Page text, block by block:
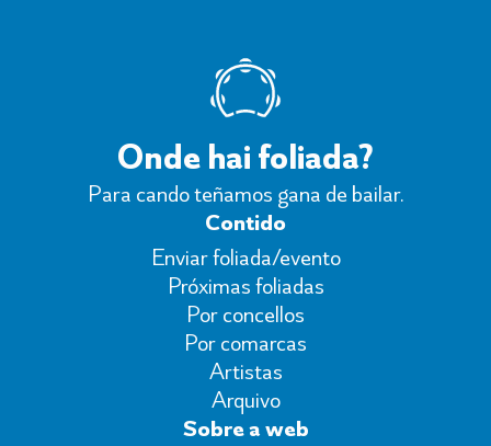
Onde hai foliada?
Para cando teñamos gana de bailar.
Contido
Enviar foliada/evento
Próximas foliadas
Por concellos
Por comarcas
Artistas
Arquivo
Sobre a web